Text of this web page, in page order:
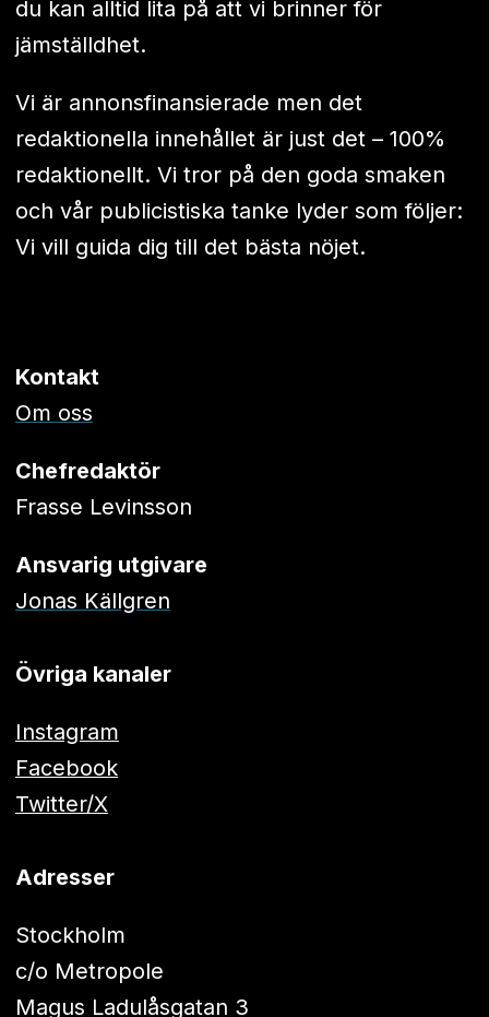
du kan alltid lita på att vi brinner för
jämställdhet.
Vi är annonsfinansierade men det
redaktionella innehållet är just det – 100%
redaktionellt. Vi tror på den goda smaken
och vår publicistiska tanke lyder som följer:
Vi vill guida dig till det bästa nöjet.
Kontakt
Om oss
Chefredaktör
Frasse Levinsson
Ansvarig utgivare
Jonas Källgren
Övriga kanaler
Instagram
Facebook
Twitter/X
Adresser
Stockholm
c/o Metropole
Magus Ladulåsgatan 3